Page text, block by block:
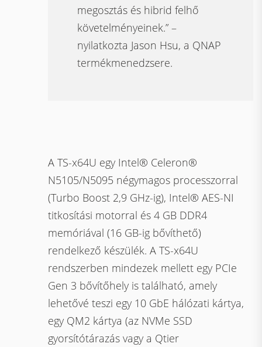
megosztás és hibrid felhő
követelményeinek.” –
nyilatkozta Jason Hsu, a QNAP
termékmenedzsere.
A TS-x64U egy Intel® Celeron®
N5105/N5095 négymagos processzorral
(Turbo Boost 2,9 GHz-ig), Intel® AES-NI
titkosítási motorral és 4 GB DDR4
memóriával (16 GB-ig bővíthető)
rendelkező készülék. A TS-x64U
rendszerben mindezek mellett egy PCIe
Gen 3 bővítőhely is található, amely
lehetővé teszi egy 10 GbE hálózati kártya,
egy QM2 kártya (az NVMe SSD
gyorsítótárazás vagy a Qtier